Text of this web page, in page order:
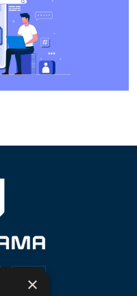
×